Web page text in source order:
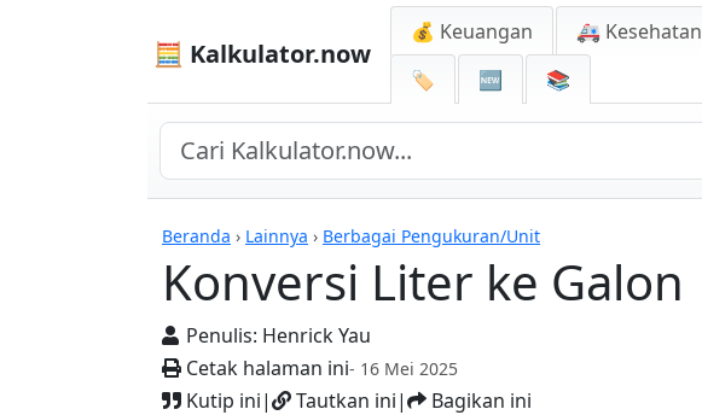
🧮 Kalkulator.now
💰 Keuangan 🚑 Kesehatan
🏷️
🆕 📚
Beranda › Lainnya › Berbagai Pengukuran/Unit
Konversi Liter ke Galon
Penulis: Henrick Yau
Cetak halaman ini- 16 Mei 2025
Kutip ini| Tautkan ini| Bagikan ini
Kalkulator-kalkulator